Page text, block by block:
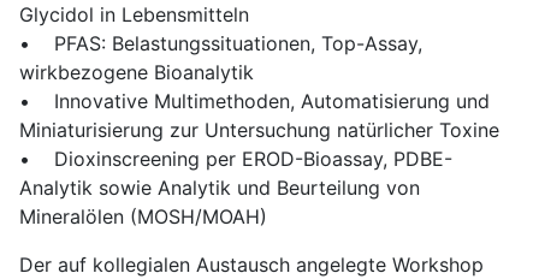
Glycidol in Lebensmitteln
• PFAS: Belastungssituationen, Top-Assay,
wirkbezogene Bioanalytik
• Innovative Multimethoden, Automatisierung und
Miniaturisierung zur Untersuchung natürlicher Toxine
• Dioxinscreening per EROD-Bioassay, PDBE-
Analytik sowie Analytik und Beurteilung von
Mineralölen (MOSH/MOAH)
Der auf kollegialen Austausch angelegte Workshop